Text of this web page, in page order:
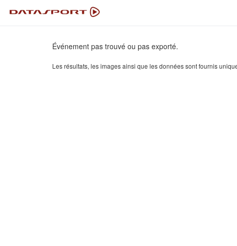
Événement pas trouvé ou pas exporté.
Les résultats, les images ainsi que les données sont fournis